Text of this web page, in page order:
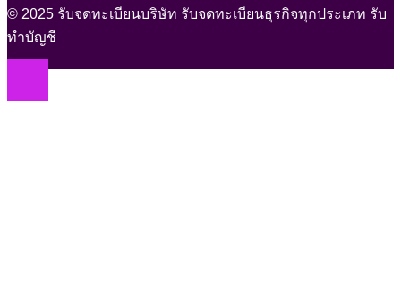
© 2025 รับจดทะเบียนบริษัท รับจดทะเบียนธุรกิจทุกประเภท รับ
ทำบัญชี